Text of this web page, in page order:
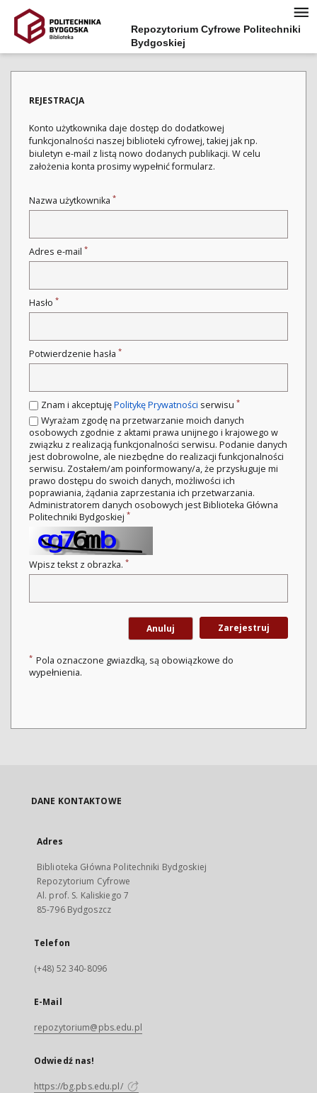
Repozytorium Cyfrowe Politechniki
Bydgoskiej
REJESTRACJA
Konto użytkownika daje dostęp do dodatkowej
funkcjonalności naszej biblioteki cyfrowej, takiej jak np.
biuletyn e-mail z listą nowo dodanych publikacji. W celu
założenia konta prosimy wypełnić formularz.
Nazwa użytkownika *
Adres e-mail *
Hasło *
Potwierdzenie hasła *
Znam i akceptujęPolitykę Prywatności serwisu *
Wyrażam zgodę na przetwarzanie moich danych
osobowych zgodnie z aktami prawa unijnego i krajowego w
związku z realizacją funkcjonalności serwisu. Podanie danych
jest dobrowolne, ale niezbędne do realizacji funkcjonalności
serwisu. Zostałem/am poinformowany/a, że przysługuje mi
prawo dostępu do swoich danych, możliwości ich
poprawiania, żądania zaprzestania ich przetwarzania.
Administratorem danych osobowych jest Biblioteka Główna
Politechniki Bydgoskiej *
Wpisz tekst z obrazka. *
Anuluj Zarejestruj
* Pola oznaczone gwiazdką, są obowiązkowe do
wypełnienia.
DANE KONTAKTOWE
Adres
Biblioteka Główna Politechniki Bydgoskiej
Repozytorium Cyfrowe
Al. prof. S. Kaliskiego 7
85-796 Bydgoszcz
Telefon
(+48) 52 340-8096
E-Mail
repozytorium@pbs.edu.pl
Odwiedź nas!
https://bg.pbs.edu.pl/